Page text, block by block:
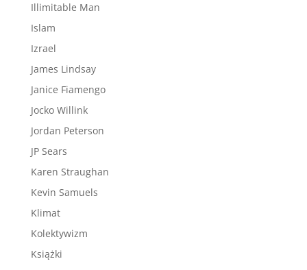
Illimitable Man
Islam
Izrael
James Lindsay
Janice Fiamengo
Jocko Willink
Jordan Peterson
JP Sears
Karen Straughan
Kevin Samuels
Klimat
Kolektywizm
Książki